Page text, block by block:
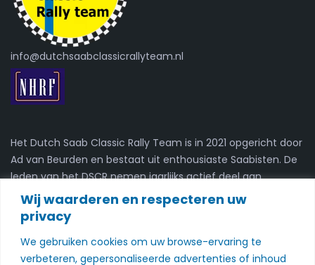
Wij waarderen en respecteren uw
privacy
We gebruiken cookies om uw browse-ervaring te
verbeteren, gepersonaliseerde advertenties of inhoud
info@dutchsaabclassicrallyteam.nl
Het Dutch Saab Classic Rally Team is in 2021 opgericht door
Ad van Beurden en bestaat uit enthousiaste Saabisten. De
leden van het DSCR nemen jaarlijks actief deel aan
kaartleesrally's.
Nieuwsbrief
Schrijf je in voor onze nieuwsbrief